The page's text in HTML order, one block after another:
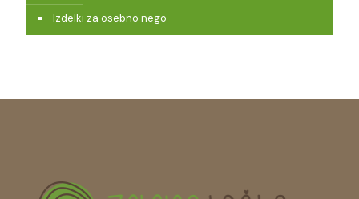
Izdelki za osebno nego